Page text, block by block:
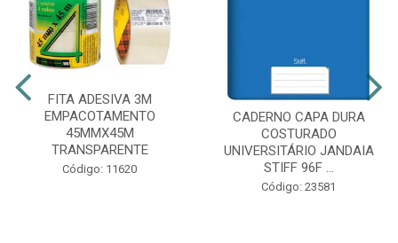
FITA ADESIVA 3M
EMPACOTAMENTO
45MMX45M
TRANSPARENTE
Código: 11620
CADERNO CAPA DURA
COSTURADO
UNIVERSITÁRIO JANDAIA
STIFF 96F ...
Código: 23581